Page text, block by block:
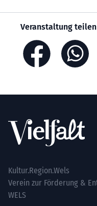
Veranstaltung teilen
Kultur.Region.Wels
Verein zur Förderung &
WELS